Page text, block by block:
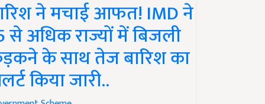
ने मचाई आफत! IMD ने
से अधिक राज्यों में बिजली
के साथ तेज बारिश का
किया जारी..